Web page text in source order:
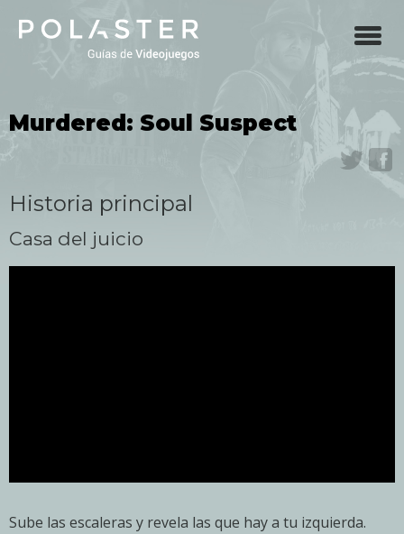
Murdered: Soul Suspect
Historia principal
Casa del juicio
Sube las escaleras y revela las que hay a tu izquierda.